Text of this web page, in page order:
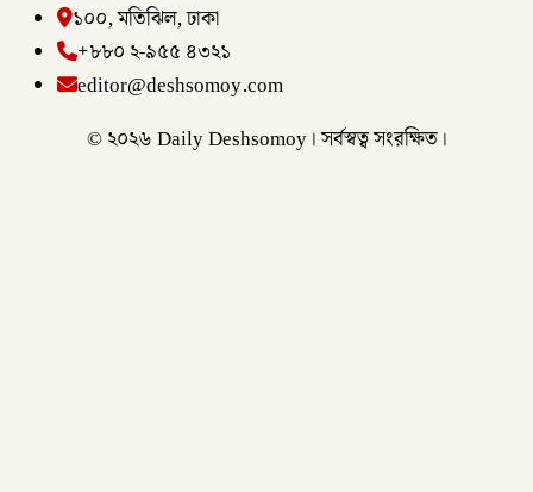
১০০, মতিঝিল, ঢাকা
+৮৮০ ২-৯৫৫ ৪৩২১
editor@deshsomoy.com
© ২০২৬ Daily Deshsomoy। সর্বস্বত্ব সংরক্ষিত।